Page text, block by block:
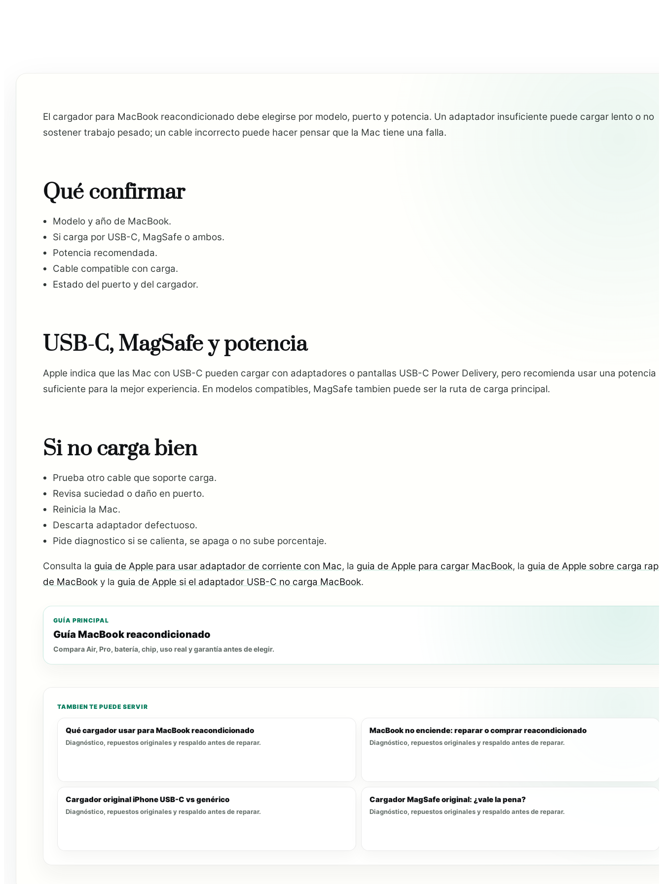
El cargador para MacBook reacondicionado debe elegirse por modelo, puerto y potencia. Un adaptador insuficiente puede cargar lento o no
sostener trabajo pesado; un cable incorrecto puede hacer pensar que la Mac tiene una falla.
Qué confirmar
Modelo y año de MacBook.
Si carga por USB-C, MagSafe o ambos.
Potencia recomendada.
Cable compatible con carga.
Estado del puerto y del cargador.
USB-C, MagSafe y potencia
Apple indica que las Mac con USB-C pueden cargar con adaptadores o pantallas USB-C Power Delivery, pero recomienda usar una potencia
suficiente para la mejor experiencia. En modelos compatibles, MagSafe tambien puede ser la ruta de carga principal.
Si no carga bien
Prueba otro cable que soporte carga.
Revisa suciedad o daño en puerto.
Reinicia la Mac.
Descarta adaptador defectuoso.
Pide diagnostico si se calienta, se apaga o no sube porcentaje.
Consulta la guia de Apple para usar adaptador de corriente con Mac, la guia de Apple para cargar MacBook, la guia de Apple sobre carga
de MacBooky la guia de Apple si el adaptador USB-C no carga MacBook.
GUÍA PRINCIPAL
Guía MacBook reacondicionado
Compara Air, Pro, batería, chip, uso real y garantía antes de elegir.
TAMBIEN TE PUEDE SERVIR
Qué cargador usar para MacBook reacondicionado
Diagnóstico, repuestos originales y respaldo antes de reparar.
MacBook no enciende: reparar o comprar reacondicionado
Diagnóstico, repuestos originales y respaldo antes de reparar.
Cargador original iPhone USB-C vs genérico
Diagnóstico, repuestos originales y respaldo antes de reparar.
Cargador MagSafe original: ¿vale la pena?
Diagnóstico, repuestos originales y respaldo antes de reparar.